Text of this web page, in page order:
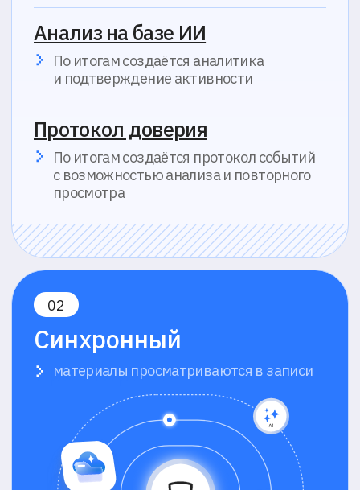
и мы свяжемся
Ваше имя*
Выберите удобный способ связи*
Телефон
Мессенджер
Почта
Электронная почта*
Телефон*
Какую задачу вы хотите решить системой прокторинга?
Согласен сполитикой обработки ПДн
политикой обработки cookie